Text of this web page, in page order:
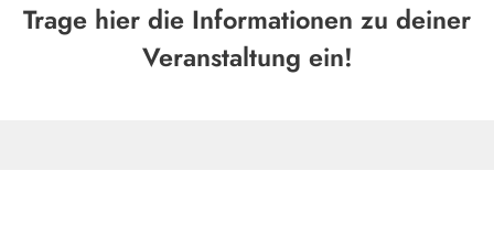
Trage hier die Informationen zu deiner
Veranstaltung ein!